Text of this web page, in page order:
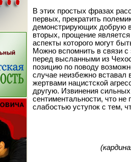
В этих простых фразах
первых, прекратить
демонстрирующих добрую
вторых, прощение
аспекты которого могут
Можно вспомнить в связи
перед высланными из
позицию по поводу
случае неизбежно
жертвами нацистской
другую. Извинения
сентиментальности, что
слабостью уступок с тем,